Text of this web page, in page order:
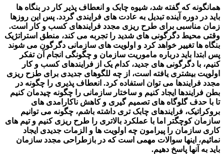
همانگونه که گفته شد، شیوه چابک و انعطاف پذیر کار در بنگاه ها
باید در دوره آینده تبدیل به عادت های فرایندی گردد. پس این روزها
زمان مناسبی برای طرح ریزی مجدد فرایندهای کسب و کار است.
وقتی محیط دگرگونی های شدید را تجربه می کند، منطق استراتژیک
بنگاه ها تغییر خواهد کرد و اولویت های سازمانی دگرگون می شوند
پس ابتدا باید درباره ماموریت سازمان و چگونگی انجام آن تفکر
کنیم، با دگرگونی های جدید، کدام یک از فرایندهای کسب و کار
اولویت بیشتری یافته است، از چه للگوهای جدیدی برای طزح ریزی
مجدد فرایندها می توان استفاده کرد. انعطاف پذیری را چگونه در
بطن فرایندها ایجاد کنیم و ساختار سازمانی را چگونه چیدمان کنیم
تا با حدف گلوگاه های تصمیم گیری و کاهش ناکارامدی های
بروکراتیک، فرایندهای چابک تری داشته باشم، چگونه می توانیم
سازمان کوچگتر اما با عملکرد بالاتری را طرح ریزی کنیم و تیم های
کاری سازمان را پیرامون چه اولویت ها و الزمات جدیدی ایجاد
نمائیم، اینها سوالات مهمی است که در بازطراحی مجدد سازمان
باید به آنها پاسخ دهیم.